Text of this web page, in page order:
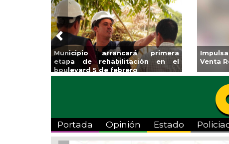
Municipio arrancará primera
etapa de rehabilitación en el
boulevard 5 de febrero
Venta
Previous
Portada Opinión Estado